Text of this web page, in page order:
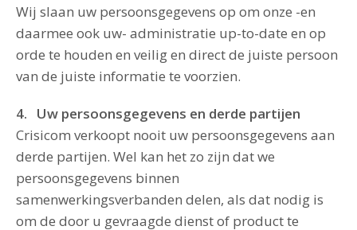
Wij slaan uw persoonsgegevens op om onze -en
daarmee ook uw- administratie up-to-date en op
orde te houden en veilig en direct de juiste persoon
van de juiste informatie te voorzien.
4. Uw persoonsgegevens en derde partijen
Crisicom verkoopt nooit uw persoonsgegevens aan
derde partijen. Wel kan het zo zijn dat we
persoonsgegevens binnen
samenwerkingsverbanden delen, als dat nodig is
om de door u gevraagde dienst of product te